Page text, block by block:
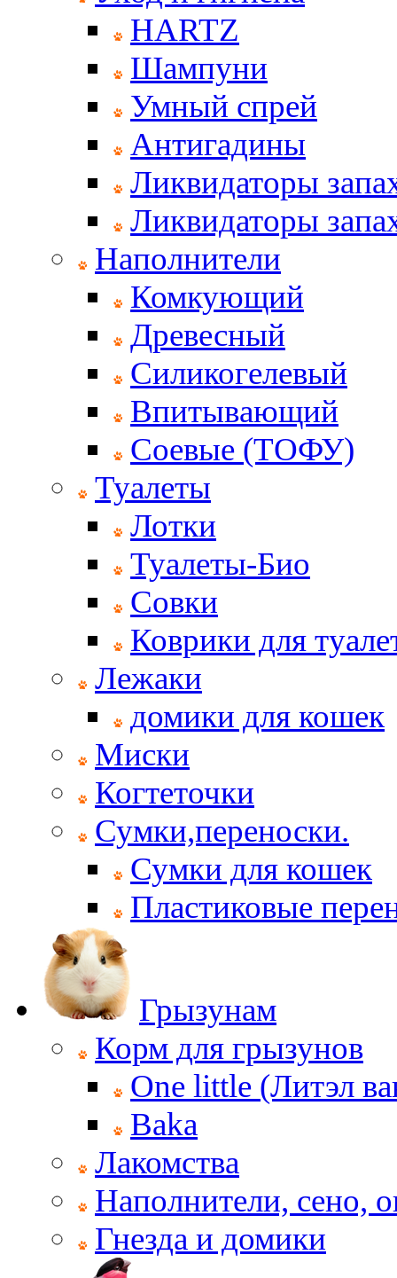
HARTZ
Шампуни
Умный спрей
Антигадины
Ликвидаторы
Ликвидаторы
Наполнители
Комкующий
Древесный
Силикогелевый
Впитывающий
Соевые (ТОФУ)
Туалеты
Лотки
Туалеты-Био
Совки
Коврики для
Лежаки
домики для кошек
Миски
Когтеточки
Сумки,переноски.
Сумки для кошек
Пластиковые
Грызунам
Корм для грызунов
One little (Литэл
Baka
Лакомства
Наполнители, сено,
Гнезда и домики